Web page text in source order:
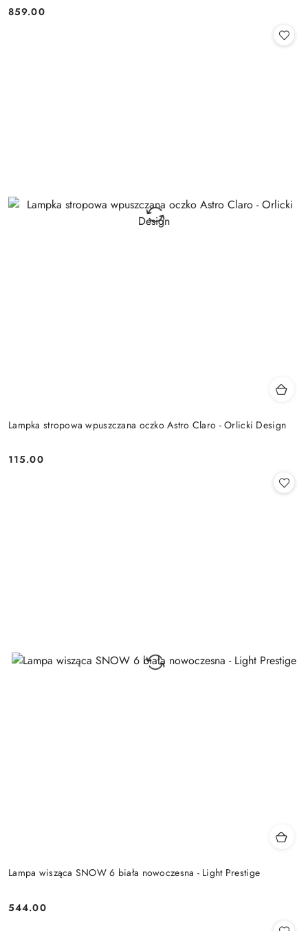
Cena:
859.00
Lampka stropowa wpuszczana oczko Astro Claro - Orlicki Design
Cena:
115.00
Lampa wisząca SNOW 6 biała nowoczesna - Light Prestige
Cena:
544.00